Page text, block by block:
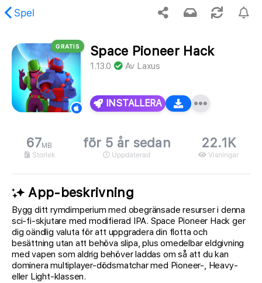
Spel
inte det begärda innehållet.
GRATIS Space Pioneer Hack
1.13.0 Av Laxus
INSTALLERA
67MB
Storlek
för 5 år sedan
Uppdaterad
22.1K
Visningar
App-beskrivning
Bygg ditt rymdimperium med obegränsade resurser i denna
sci-fi-skjutare med modifierad IPA. Space Pioneer Hack ger
dig oändlig valuta för att uppgradera din flotta och
besättning utan att behöva slipa, plus omedelbar eldgivning
med vapen som aldrig behöver laddas om så att du kan
dominera multiplayer-dödsmatchar med Pioneer-, Heavy-
eller Light-klassen.